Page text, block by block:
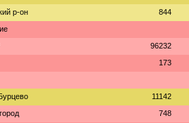
р-он 844
96232
173
11142
748